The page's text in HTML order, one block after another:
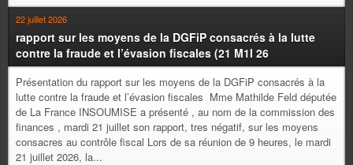
22 juillet 2026
rapport sur les moyens de la DGFiP consacrés à la lutte
contre la fraude et l’évasion fiscales (21 M1I 26
Présentation du rapport sur les moyens de la DGFiP consacrés à la
lutte contre la fraude et l’évasion fiscales Mme Mathilde Feld députée
de La France INSOUMISE a présenté , au nom de la commission des
finances , mardi 21 juillet son rapport, tres négatif, sur les moyens
consacres au contrôle fiscal Lors de sa réunion de 9 heures, le mardi
21 juillet 2026, la...